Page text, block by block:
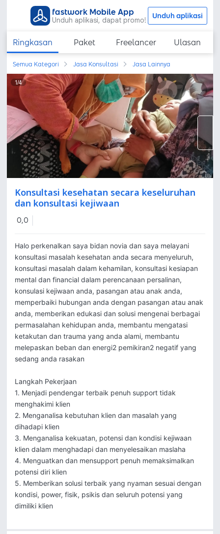
fastwork Mobile App
Unduh aplikasi, dapat promo! Unduh aplikasi
Ringkasan Paket Freelancer Ulasan
Semua Kategori Jasa Konsultasi Jasa Lainnya
1/4
Konsultasi kesehatan secara keseluruhan
dan konsultasi kejiwaan
0,0
Halo perkenalkan saya bidan novia dan saya melayani
konsultasi masalah kesehatan anda secara menyeluruh,
konsultasi masalah dalam kehamilan, konsultasi kesiapan
mental dan financial dalam perencanaan persalinan,
konsulasi kejiwaan anda, pasangan atau anak anda,
memperbaiki hubungan anda dengan pasangan atau anak
anda, memberikan edukasi dan solusi mengenai berbagai
permasalahan kehidupan anda, membantu mengatasi
ketakutan dan trauma yang anda alami, membantu
melepaskan beban dan energi2 pemikiran2 negatif yang
sedang anda rasakan
Langkah Pekerjaan
1. Menjadi pendengar terbaik penuh support tidak
menghakimi klien
2. Menganalisa kebutuhan klien dan masalah yang
dihadapi klien
3. Menganalisa kekuatan, potensi dan kondisi kejiwaan
klien dalam menghadapi dan menyelesaikan maslaha
4. Menguatkan dan mensupport penuh memaksimalkan
potensi diri klien
5. Memberikan solusi terbaik yang nyaman sesuai dengan
kondisi, power, fisik, psikis dan seluruh potensi yang
dimiliki klien